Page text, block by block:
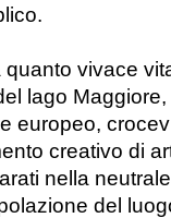
quanto vivace
lago
europeo,
creativo di
nella
del